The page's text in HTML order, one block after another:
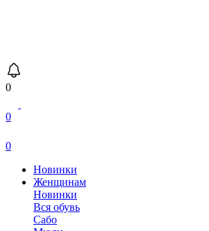
0
0
0
Новинки
Женщинам
Новинки
Вся обувь
Сабо